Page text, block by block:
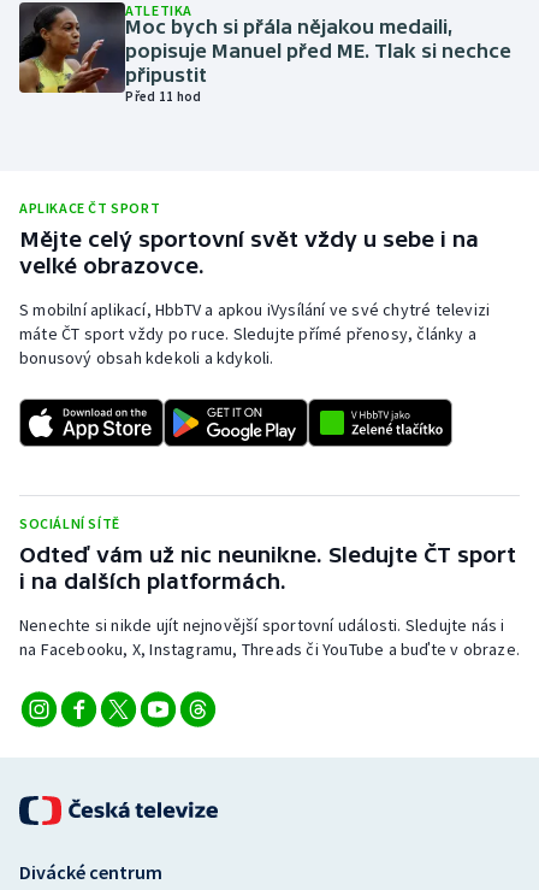
Parasport
Plavání
Ragby
Rychlobruslení
Rychlostní kanoistika
Sportovní střelba
Stolní tenis
Triatlon
Veslování
Volejbal
ATLETIKA
Moc bych si přála nějakou medaili,
popisuje Manuel před ME. Tlak si nechce
připustit
Před 11 hod
APLIKACE ČT SPORT
Mějte celý sportovní svět vždy u sebe i na
velké obrazovce.
S mobilní aplikací, HbbTV a apkou iVysílání ve své chytré televizi
máte ČT sport vždy po ruce. Sledujte přímé přenosy, články a
bonusový obsah kdekoli a kdykoli.
SOCIÁLNÍ SÍTĚ
Odteď vám už nic neunikne. Sledujte ČT sport
i na dalších platformách.
Nenechte si nikde ujít nejnovější sportovní události. Sledujte nás i
na Facebooku, X, Instagramu, Threads či YouTube a buďte v obraze.
Divácké centrum